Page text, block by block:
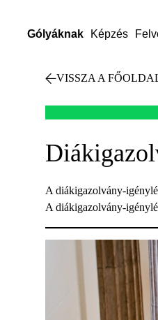
Gólyáknak Képzés
VISSZA A
A diákigazolvány-
A diákigazolvány-